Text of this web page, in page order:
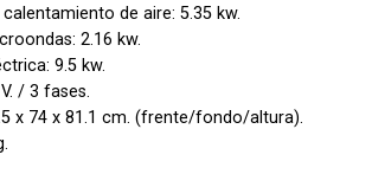
de aire: 5.35 kw.
2.16 kw.
9.5 kw.
/ 3 fases.
x 74 x 81.1 cm. (frente/fondo/altura).